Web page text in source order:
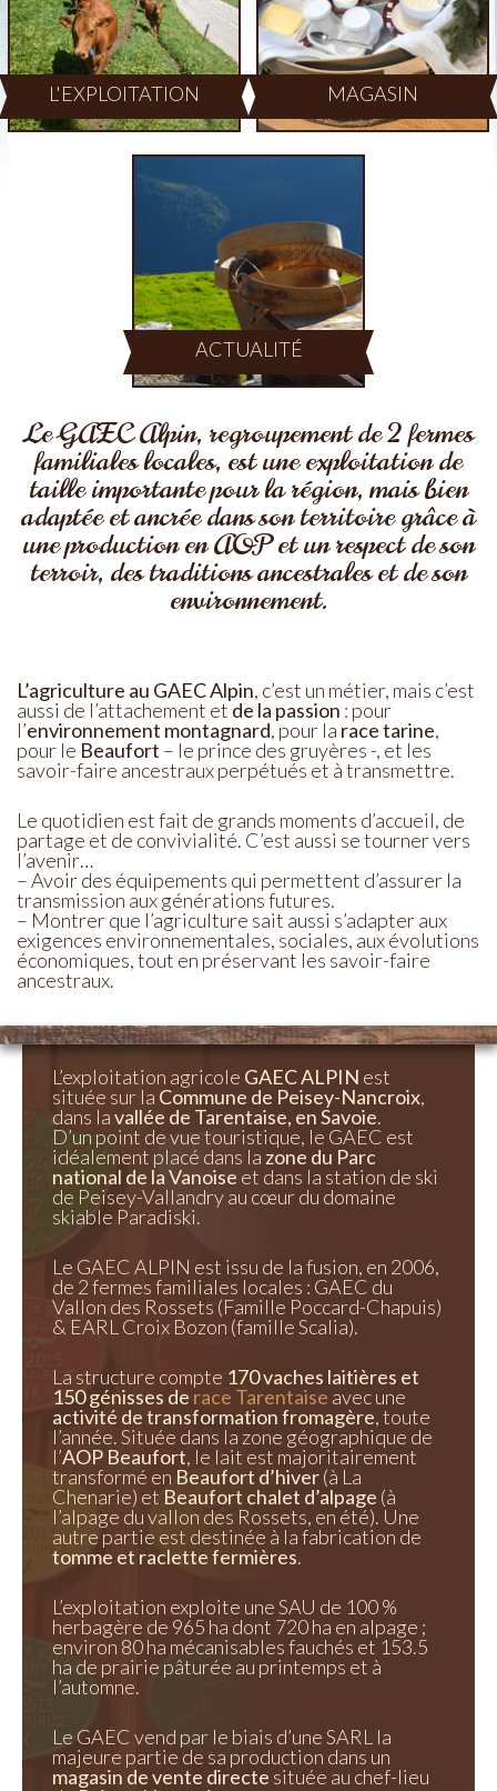
L'EXPLOITATION MAGASIN
ACTUALITÉ
Le GAEC Alpin, regroupement de 2 fermes
familiales locales, est une exploitation de
taille importante pour la région, mais bien
adaptée et ancrée dans son territoire grâce à
une production en AOP et un respect de son
terroir, des traditions ancestrales et de son
environnement.
L’agriculture au GAEC Alpin, c’est un métier, mais c’est
aussi de l’attachement et de la passion : pour
l’environnement montagnard, pour la race tarine,
pour le Beaufort – le prince des gruyères -, et les
savoir-faire ancestraux perpétués et à transmettre.
Le quotidien est fait de grands moments d’accueil, de
partage et de convivialité. C’est aussi se tourner vers
l’avenir…
– Avoir des équipements qui permettent d’assurer la
transmission aux générations futures.
– Montrer que l’agriculture sait aussi s’adapter aux
exigences environnementales, sociales, aux évolutions
économiques, tout en préservant les savoir-faire
ancestraux.
L’exploitation agricole GAEC ALPIN est
située sur la Commune de Peisey-Nancroix,
dans lavallée de Tarentaise, en Savoie.
D’un point de vue touristique, le GAEC est
idéalement placé dans la zone du Parc
national de la Vanoise et dans la station de ski
de Peisey-Vallandry au cœur du domaine
skiable Paradiski.
Le GAEC ALPIN est issu de la fusion, en 2006,
de 2 fermes familiales locales : GAEC du
Vallon des Rossets (Famille Poccard-Chapuis)
& EARL Croix Bozon (famille Scalia).
La structure compte 170 vaches laitières et
150 génisses de race Tarentaise avec une
activité de transformation fromagère, toute
l’année. Située dans la zone géographique de
l’AOP Beaufort, le lait est majoritairement
transformé en Beaufort d’hiver(à La
Chenarie) et Beaufort chalet d’alpage (à
l’alpage du vallon des Rossets, en été). Une
autre partie est destinée à la fabrication de
tomme et raclette fermières.
L’exploitation exploite une SAU de 100 %
herbagère de 965 ha dont 720 ha en alpage ;
environ 80 ha mécanisables fauchés et 153.5
ha de prairie pâturée au printemps et à
l’automne.
Le GAEC vend par le biais d’une SARL la
majeure partie de sa production dans un
magasin de vente directe située au chef-lieu